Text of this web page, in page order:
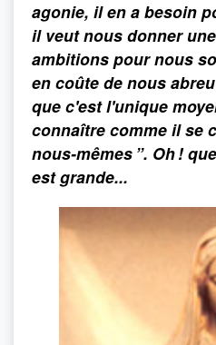
agonie, il en a besoin
il veut nous donner
ambitions pour nous
en coûte de nous
que c'est l'unique
connaître comme il se
nous-mêmes ”. Oh !
est grande...